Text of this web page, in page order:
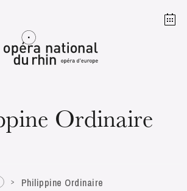
Strasbourg
Ordinaire
Philippine Ordinaire